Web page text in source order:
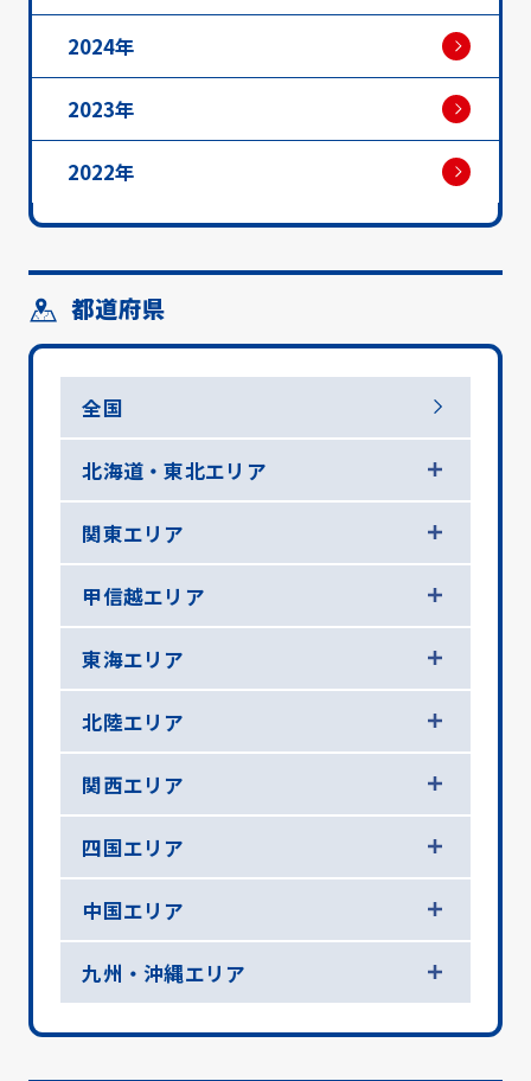
2024年
2023年
2022年
都道府県
全国
北海道・東北エリア
関東エリア
甲信越エリア
東海エリア
北陸エリア
関西エリア
四国エリア
中国エリア
九州・沖縄エリア